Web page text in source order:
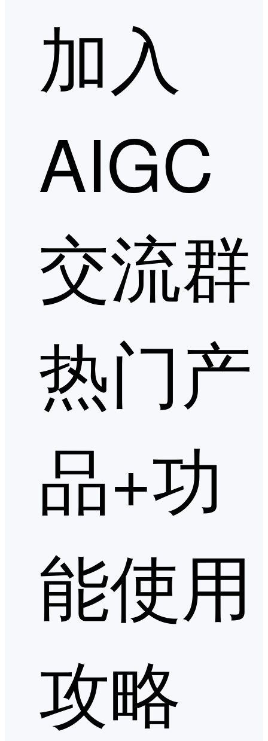
加入
AIGC
交流群
热门产
品+功
能使用
攻略